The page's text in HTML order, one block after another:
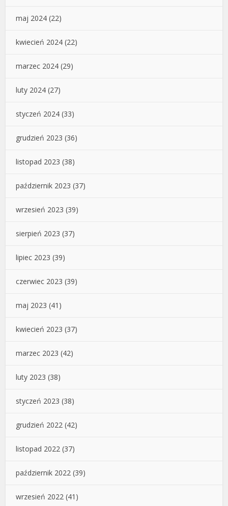
maj 2024 (22)
kwiecień 2024 (22)
marzec 2024 (29)
luty 2024 (27)
styczeń 2024 (33)
grudzień 2023 (36)
listopad 2023 (38)
październik 2023 (37)
wrzesień 2023 (39)
sierpień 2023 (37)
lipiec 2023 (39)
czerwiec 2023 (39)
maj 2023 (41)
kwiecień 2023 (37)
marzec 2023 (42)
luty 2023 (38)
styczeń 2023 (38)
grudzień 2022 (42)
listopad 2022 (37)
październik 2022 (39)
wrzesień 2022 (41)